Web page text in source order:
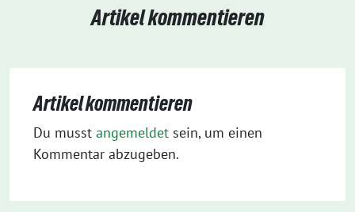
Artikel kommentieren
Artikel kommentieren
Du musst angemeldet sein, um einen
Kommentar abzugeben.